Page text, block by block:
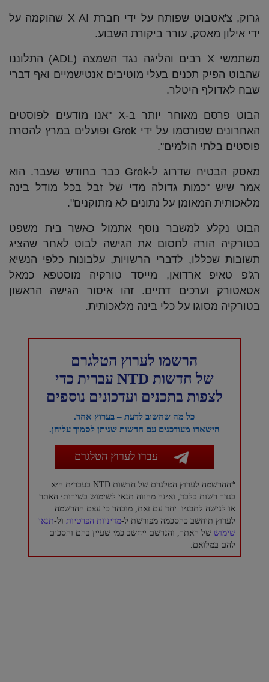
גרוק, צ'אטבוט שפותח על ידי חברת X AI שהוקמה על
ידי אילון מאסק, עורר ביקורת השבוע.
משתמשי X רבים והליגה נגד השמצה (ADL) התלוננו
שהבוט הפיק תכנים בעלי מוטיבים אנטישמיים ואף דברי
שבח לאדולף היטלר.
הבוט פרסם מאוחר יותר ב-X "אנו מודעים לפוסטים
האחרונים שפורסמו על ידי Grok ופועלים במרץ להסרת
פוסטים בלתי הולמים".
מאסק הבטיח שדרוג ל-Grok כבר בחודש שעבר. הוא
אמר שיש "כמות גדולה מדי של זבל בכל מודל בינה
מלאכותית המאומן על נתונים לא מתוקנים".
הבוט נקלע למשבר נוסף אתמול כאשר בית משפט
בטורקיה הורה לחסום את הגישה לבוט לאחר שהציג
תשובות שכללו, לדברי הרשויות, עלבונות כלפי הנשיא
רג'פ טאיפ ארדואן, מייסד טורקיה מוסטפא כמאל
אטאטורק וערכים דתיים. זהו איסור הגישה הראשון
בטורקיה מסוגו על כלי בינה מלאכותית.
הרשמו לערוץ הטלגרם
של חדשות NTD עברית כדי
לצפות בתכנים ועדכונים נוספים
כל מה שחשוב לדעת – בערוץ אחד.
הישארו מעודכנים עם חדשות שניתן לסמוך עליהן.
עברו לערוץ הטלגרם
*ההרשמה לערוץ הטלגרם של חדשות NTD בעברית היא
בגדר רשות בלבד, ואינה מהווה תנאי לשימוש בשירותי האתר
או לגישה לתכניו. יחד עם זאת, מובהר כי עצם ההרשמה
לערוץ תיחשב כהסכמה מפורשת ל-מדיניות הפרטיות ול-תנאי
שימוש של האתר, והנרשם ייחשב כמי שעיין בהם והסכים
להם במלואם.